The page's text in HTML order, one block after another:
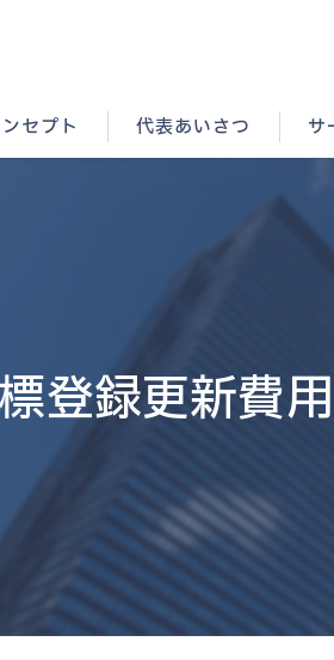
セプト 代表あいさつ サ
登録更新費